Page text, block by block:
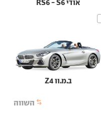
אודי RS6 - S6
ב.מ.וו Z4
השווה